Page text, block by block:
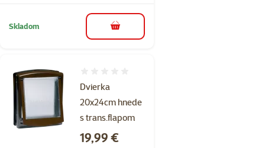
Skladom do košíka
Dvierka
20x24cm hnede
s trans.flapom
Cena
19,99 €